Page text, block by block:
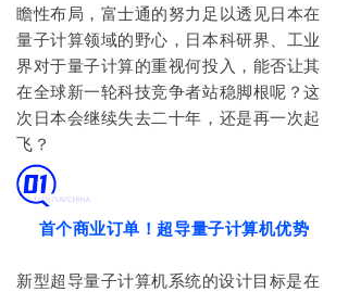
瞻性布局，富士通的努力足以透见日本在
量子计算领域的野心，日本科研界、工业
界对于量子计算的重视何投入，能否让其
在全球新一轮科技竞争者站稳脚根呢？这
次日本会继续失去二十年，还是再一次起
飞？
首个商业订单！超导量子计算机优势
新型超导量子计算机系统的设计目标是在